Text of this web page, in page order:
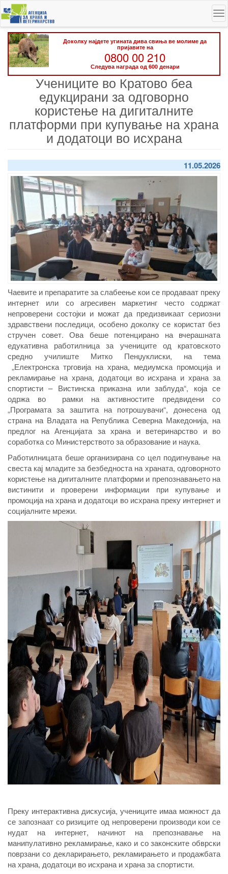
Skip
to
main
content
Доколку најдете угината дива свиња ве молиме да
пријавите на
0800 00 210
Следува награда од 600 денари
Учениците во Кратово беа
едукцирани за одговорно
користење на дигиталните
платформи при купување на храна
и додатоци во исхрана
11.05.2026
Чаевите и препаратите за слабеење кои се продаваат преку
интернет или со агресивен маркетинг често содржат
непроверени состојки и можат да предизвикаат сериозни
здравствени последици, особено доколку се користат без
стручен совет. Ова беше потенцирано на вчерашната
едукативна работилница за учениците од кратовското
средно училиште Митко Пенџуклиски, на тема
„Електронска трговија на храна, медиумска промоција и
рекламирање на храна, додатоци во исхрана и храна за
спортисти – Вистинска приказна или заблуда“, која се
одржа во рамки на активностите предвидени со
„Програмата за заштита на потрошувачи“, донесена од
страна на Владата на Република Северна Македонија, на
предлог на Агенцијата за храна и ветеринарство и во
соработка со Министерството за образование и наука.
Работилницата беше организирана со цел подигнување на
свеста кај младите за безбедноста на храната, одговорното
користење на дигиталните платформи и препознавањето на
вистинити и проверени информации при купување и
промоција на храна и додатоци во исхрана преку интернет и
социјалните мрежи.
Преку интерактивна дискусија, учениците имаа можност да
се запознаат со ризиците од непроверени производи кои се
нудат на интернет, начинот на препознавање на
манипулативно рекламирање, како и со законските обврски
поврзани со декларирањето, рекламирањето и продажбата
на храна, додатоци во исхрана и храна за спортисти.